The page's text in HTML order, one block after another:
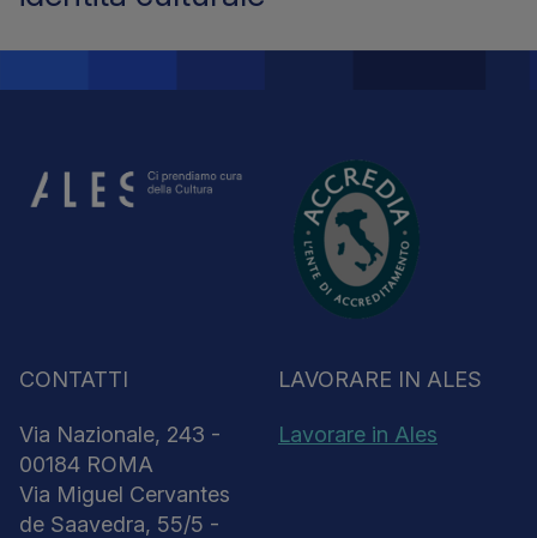
CONTATTI
Via Nazionale, 243 -
00184 ROMA
Via Miguel Cervantes
de Saavedra, 55/5 -
LAVORARE IN ALES
Lavorare in Ales